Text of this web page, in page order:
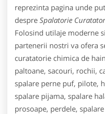
reprezinta pagina unde
despre Spalatorie
Folosind utilaje moderne
partenerii nostri va ofera
curatatorie chimica de
paltoane, sacouri, rochii,
spalare perne puf, pilote,
spalare pijama, spalare
prosoape, perdele,